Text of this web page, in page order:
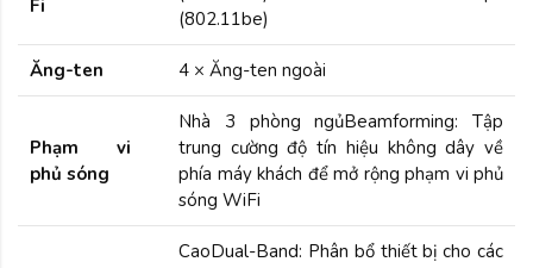
Fi
(802.11be)
Ăng-ten 4 × Ăng-ten ngoài
Phạm vi
phủ sóng
Nhà 3 phòng ngủBeamforming: Tập
trung cường độ tín hiệu không dây về
phía máy khách để mở rộng phạm vi phủ
sóng WiFi
CaoDual-Band: Phân bổ thiết bị cho các